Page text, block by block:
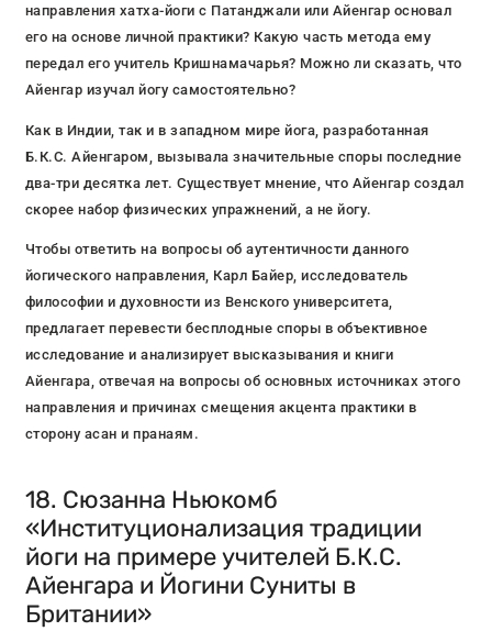
направления хатха-йоги с Патанджали или Айенгар основал
его на основе личной практики? Какую часть метода ему
передал его учитель Кришнамачарья? Можно ли сказать, что
Айенгар изучал йогу самостоятельно?
Как в Индии, так и в западном мире йога, разработанная
Б.К.С. Айенгаром, вызывала значительные споры последние
два-три десятка лет. Существует мнение, что Айенгар создал
скорее набор физических упражнений, а не йогу.
Чтобы ответить на вопросы об аутентичности данного
йогического направления, Карл Байер, исследователь
философии и духовности из Венского университета,
предлагает перевести бесплодные споры в объективное
исследование и анализирует высказывания и книги
Айенгара, отвечая на вопросы об основных источниках этого
направления и причинах смещения акцента практики в
сторону асан и пранаям.
18. Сюзанна Ньюкомб
«Институционализация традиции
йоги на примере учителей Б.К.С.
Айенгара и Йогини Суниты в
Британии»